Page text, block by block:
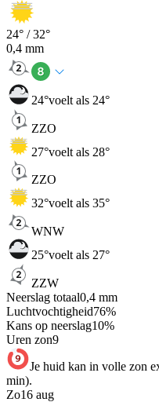
24° /32°
0,4 mm
24°voelt als 24°
ZZO
27°voelt als 28°
ZZO
32°voelt als 35°
WNW
25°voelt als 27°
ZZW
Neerslag totaal0,4 mm
Luchtvochtigheid76%
Kans op neerslag10%
Uren zon9
Je huid kan in volle zon
min).
Zo16 aug